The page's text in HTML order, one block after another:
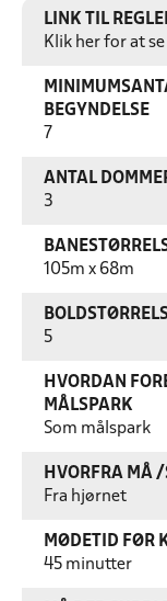
LINK TIL
Klik her for at
BEGYNDELSE
7
ANTAL
3
105m x 68m
5
HVORDAN
MÅLSPARK
Som målspark
HVORFRA MÅ
Fra hjørnet
MØDETID FØR
45 minutter